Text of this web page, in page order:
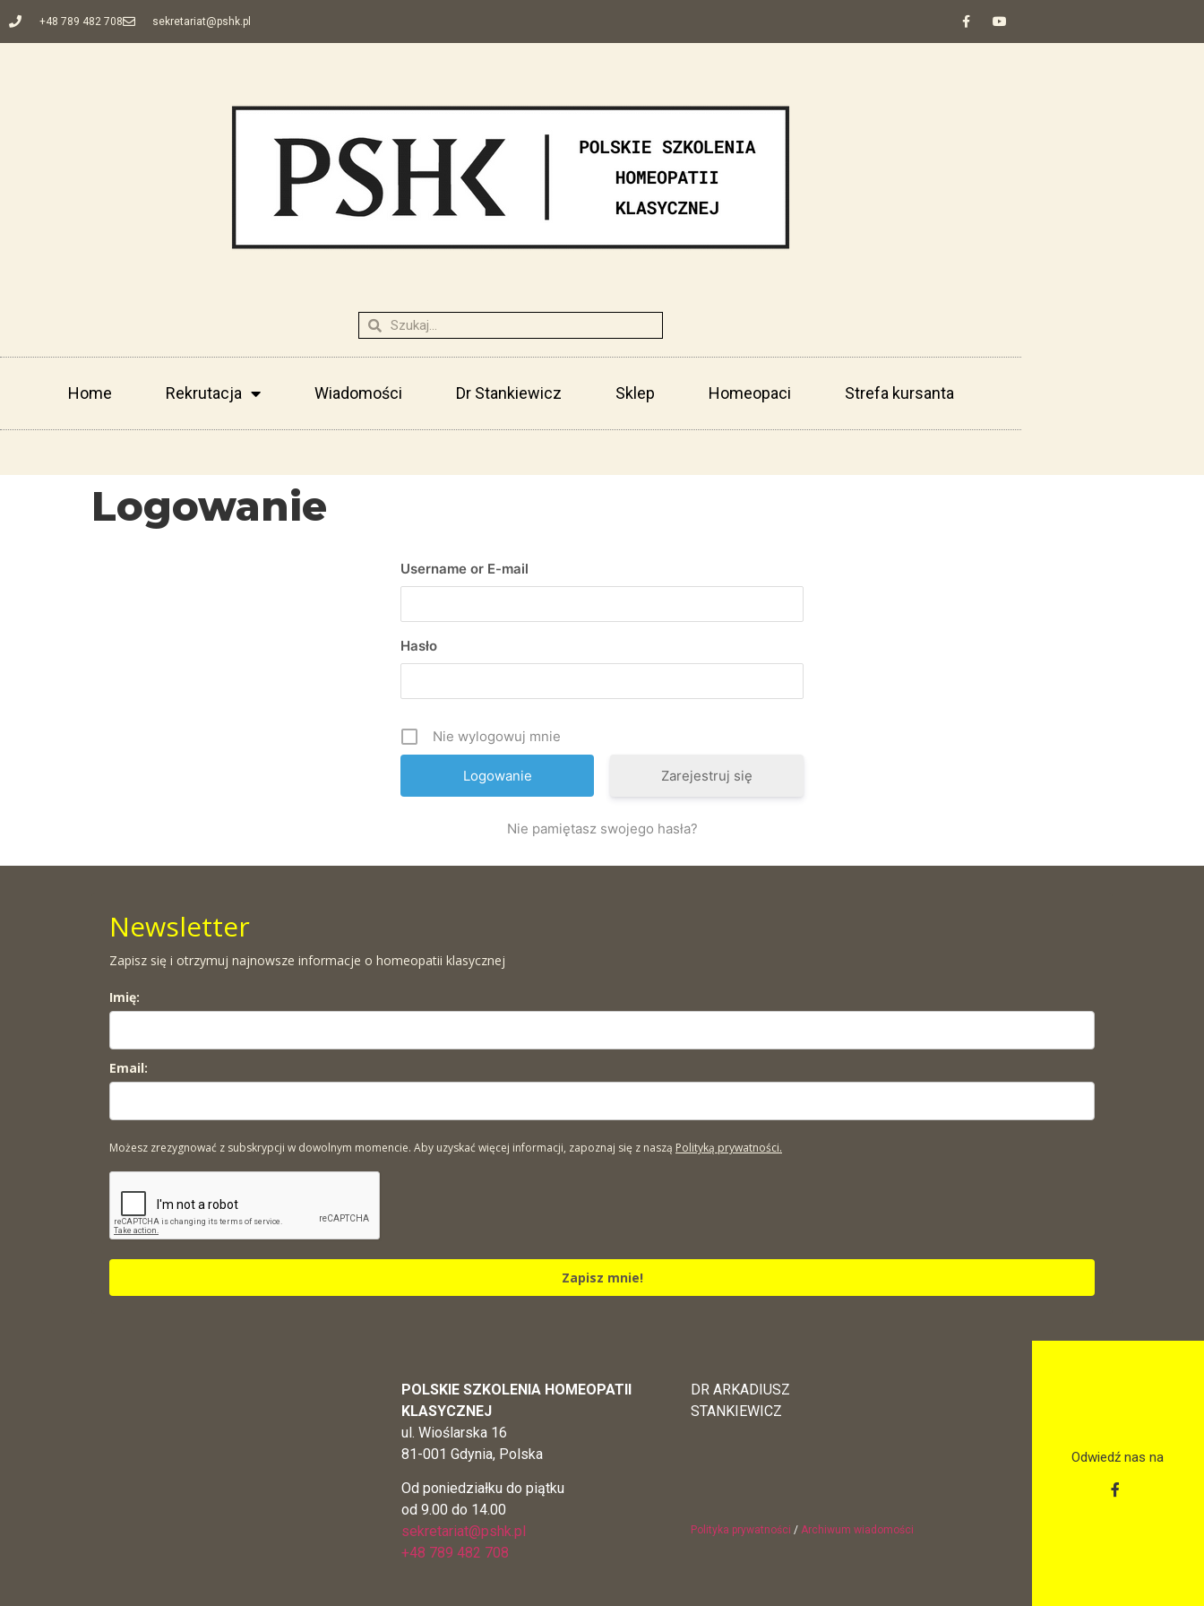
+48 789 482 708 sekretariat@pshk.pl
Home Rekrutacja Wiadomości Dr Stankiewicz Sklep Homeopaci Strefa kursanta
Logowanie
Username or E-mail
Hasło
Nie wylogowuj mnie
Zarejestruj się
Nie pamiętasz swojego hasła?
Newsletter
Zapisz się i otrzymuj najnowsze informacje o homeopatii klasycznej
Imię:
Email:
Możesz zrezygnować z subskrypcji w dowolnym momencie. Aby uzyskać więcej informacji, zapoznaj się z naszą Polityką prywatności.
Zapisz mnie!
POLSKIE SZKOLENIA HOMEOPATII
KLASYCZNEJ
ul. Wioślarska 16
81-001 Gdynia, Polska
Od poniedziałku do piątku
od 9.00 do 14.00
sekretariat@pshk.pl
+48 789 482 708
DR ARKADIUSZ
STANKIEWICZ
Polityka prywatności /Archiwum wiadomości
Odwiedź nas na